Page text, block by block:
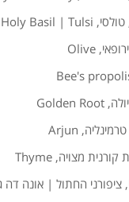
טולסי,
Holy Basil | Tulsi
,
Olive
Bee's
,
Golden Root
טרמינליה,
Arjun
קורנית מצויה,
Thyme
, ציפורני החתול | אונה דה